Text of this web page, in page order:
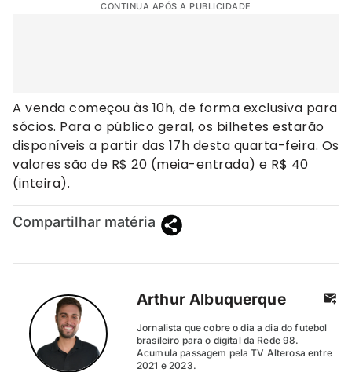
CONTINUA APÓS A PUBLICIDADE
A venda começou às 10h, de forma exclusiva para
sócios. Para o público geral, os bilhetes estarão
disponíveis a partir das 17h desta quarta-feira. Os
valores são de R$ 20 (meia-entrada) e R$ 40
(inteira).
Compartilhar matéria
Arthur Albuquerque
Jornalista que cobre o dia a dia do futebol
brasileiro para o digital da Rede 98.
Acumula passagem pela TV Alterosa entre
2021 e 2023.